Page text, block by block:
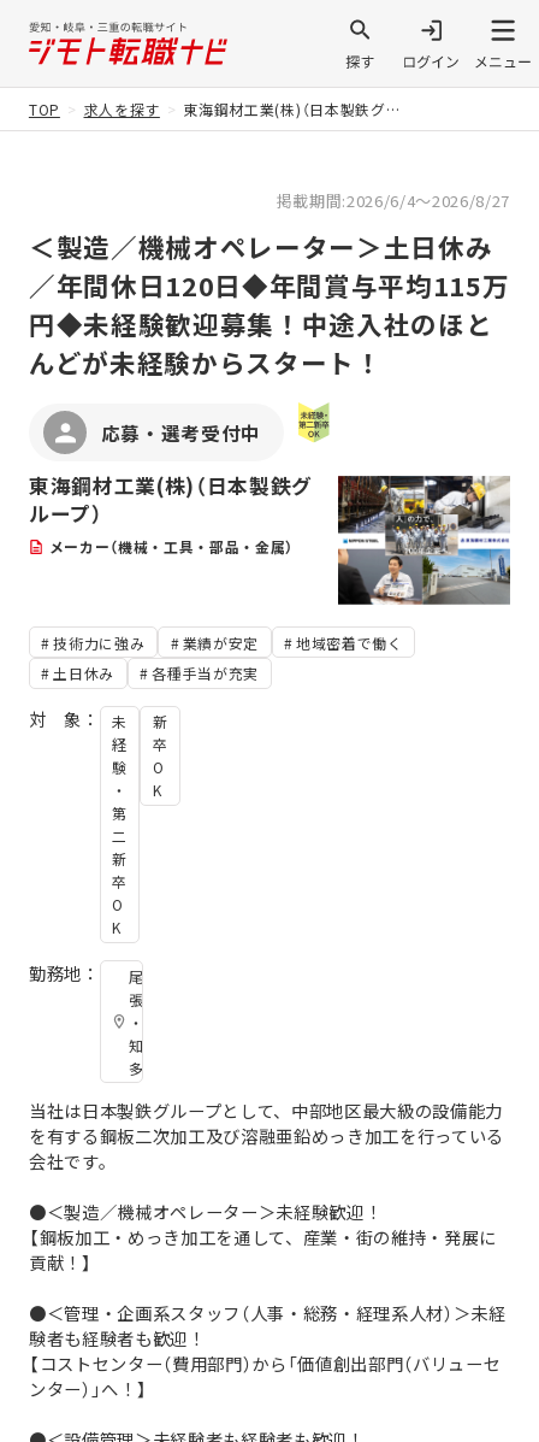
TOP 求人を探す 東海鋼材工業(株)（日本製鉄グループ）
掲載期間:2026/6/4～2026/8/27
＜製造／機械オペレーター＞土日休み
／年間休日120日◆年間賞与平均115万
円◆未経験歓迎募集！中途入社のほと
んどが未経験からスタート！
応募・選考受付中
東海鋼材工業(株)（日本製鉄グ
ループ）
メーカー（機械・工具・部品・金属）
技術力に強み 業績が安定
地域密着で働く
土日休み
各種手当が充実
対 象：
未
経
験
・
第
二
新
卒
O
K
新
卒
O
K
勤務地：
尾
張
・
知
多
当社は日本製鉄グループとして、中部地区最大級の設備能力
を有する鋼板二次加工及び溶融亜鉛めっき加工を行っている
会社です。
●＜製造／機械オペレーター＞未経験歓迎！
【鋼板加工・めっき加工を通して、産業・街の維持・発展に
貢献！】
●＜管理・企画系スタッフ（人事・総務・経理系人材）＞未経
験者も経験者も歓迎！
【コストセンター（費用部門）から「価値創出部門（バリューセ
ンター）」へ！】